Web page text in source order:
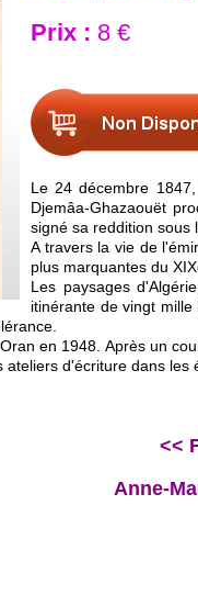
Prix : 8 €
Le 24 décembre
Djemâa-Ghazaouët
signé sa reddition sous
A travers la vie de
plus marquantes du
Les paysages
itinérante de vingt
en 1948. Après un
d'écriture dans
<<
Anne-